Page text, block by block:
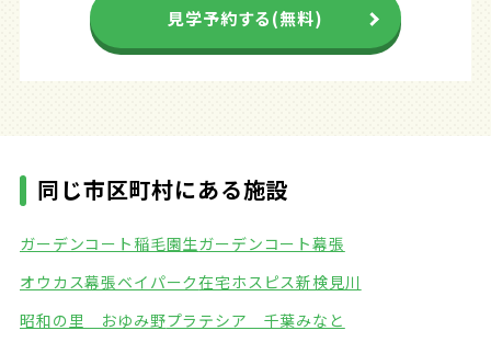
見学予約する(無料)
同じ市区町村にある施設
ガーデンコート稲毛園生ガーデンコート幕張
オウカス幕張ベイパーク在宅ホスピス新検見川
昭和の里 おゆみ野プラテシア 千葉みなと